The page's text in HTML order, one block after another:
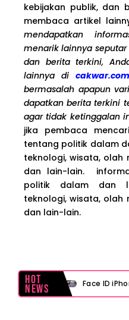
kebijakan publik, dan
membaca artikel
mendapatkan
menarik lainnya
dan berita terkini,
lainnya di
bermasalah apapun
dapatkan berita terkini
agar tidak ketinggalan
jika pembaca
tentang politik dalam
teknologi, wisata, olah
dan lain-lain.
politik dalam dan
teknologi, wisata, olah
dan lain-lain.
Hot
News